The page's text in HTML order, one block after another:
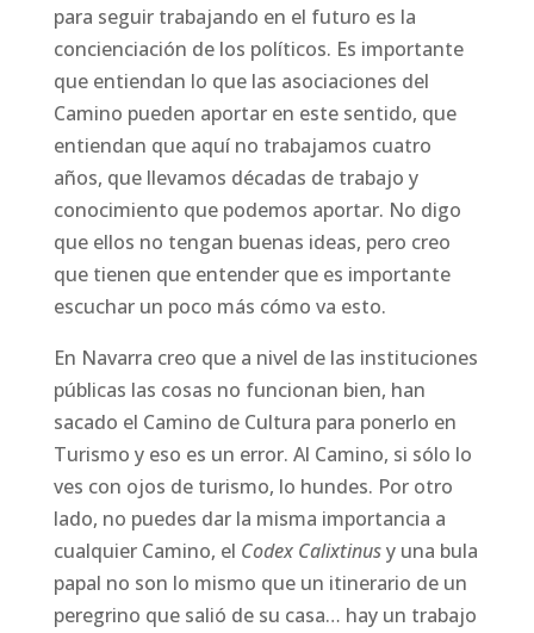
para seguir trabajando en el futuro es la
concienciación de los políticos. Es importante
que entiendan lo que las asociaciones del
Camino pueden aportar en este sentido, que
entiendan que aquí no trabajamos cuatro
años, que llevamos décadas de trabajo y
conocimiento que podemos aportar. No digo
que ellos no tengan buenas ideas, pero creo
que tienen que entender que es importante
escuchar un poco más cómo va esto.
En Navarra creo que a nivel de las instituciones
públicas las cosas no funcionan bien, han
sacado el Camino de Cultura para ponerlo en
Turismo y eso es un error. Al Camino, si sólo lo
ves con ojos de turismo, lo hundes. Por otro
lado, no puedes dar la misma importancia a
cualquier Camino, el Codex Calixtinusy una bula
papal no son lo mismo que un itinerario de un
peregrino que salió de su casa… hay un trabajo